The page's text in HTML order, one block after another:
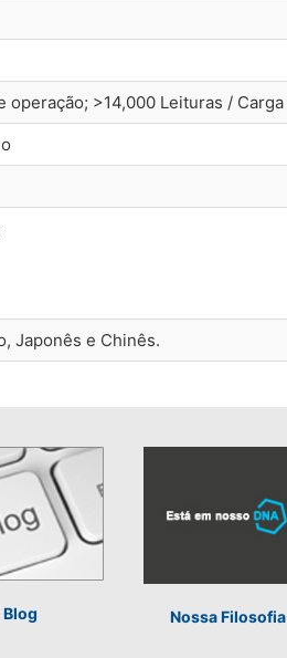
operação; >14,000 Leituras / Carga
Japonês e Chinês.
Blog Nossa Filosofia